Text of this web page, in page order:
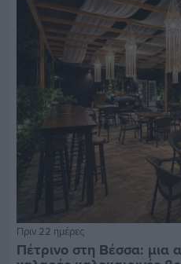
Πριν 22 ημέρες
Πέτρινο στη Βέσσα: μια